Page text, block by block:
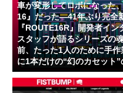
車が変形してロボになった
16』だった―41年ぶり完全
『ROUTE16R』開発者イン
スタッフが語るシリーズの
前、たった1人のために手
に1本だけの“幻のカセット”